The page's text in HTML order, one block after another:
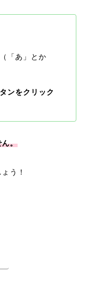
（「あ」とか
ンをクリック
ん。
う！